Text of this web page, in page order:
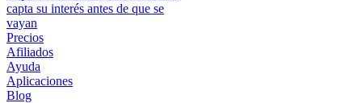
capta su interés antes de que se
vayan
Precios
Afiliados
Ayuda
Aplicaciones
Blog